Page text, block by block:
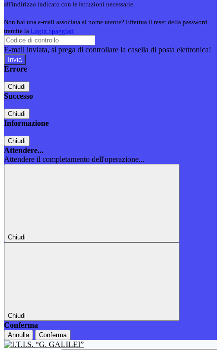
all'indirizzo indicato con le istruzioni necessarie.
Non hai una e-mail associata al nome utente? Effettua il reset della password
tramite la Login Spaggiari
E-mail inviata, si prega di controllare la casella di posta elettronica!
Errore
Chiudi
Successo
Chiudi
Informazione
Chiudi
Attendere...
Attendere il completamento dell'operazione...
Chiudi
Chiudi
Conferma
Annulla Conferma